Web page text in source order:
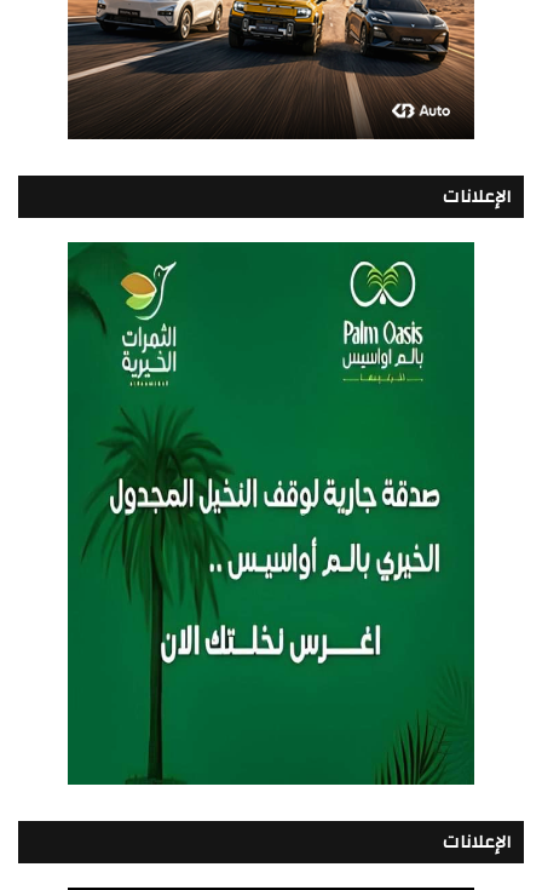
الإعلانات
الإعلانات